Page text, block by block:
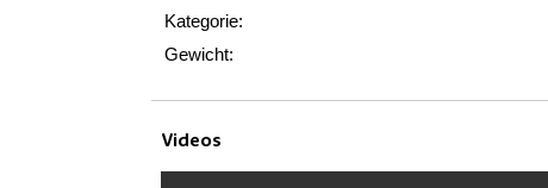
Kategorie:
Gewicht:
Videos